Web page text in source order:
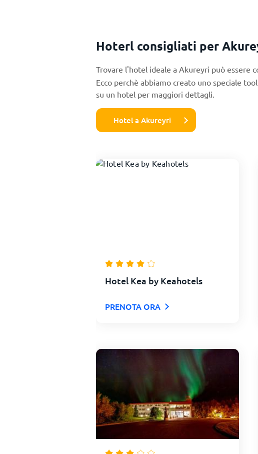
Hoterl consigliati per
Trovare l'hotel ideale a Akureyri può essere
Ecco perchè abbiamo creato uno speciale
su un hotel per maggiori dettagli.
Hotel a Akureyri
Hotel Kea by Keahotels
PRENOTA ORA